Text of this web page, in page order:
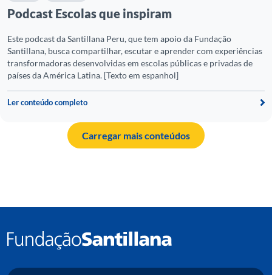
Podcast Escolas que inspiram
Este podcast da Santillana Peru, que tem apoio da Fundação
Santillana, busca compartilhar, escutar e aprender com experiências
transformadoras desenvolvidas em escolas públicas e privadas de
países da América Latina. [Texto em espanhol]
Ler conteúdo completo
Carregar mais conteúdos